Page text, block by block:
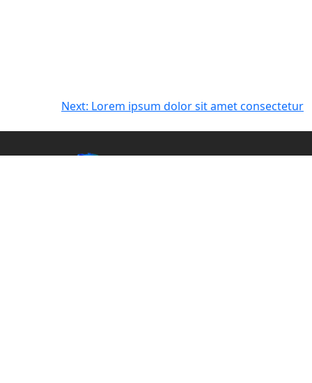
Navegação
de
Next: Lorem ipsum dolor sit amet consectetur